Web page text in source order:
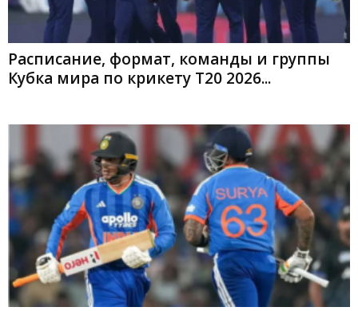
Расписание, формат, команды и группы
Кубка мира по крикету T20 2026...